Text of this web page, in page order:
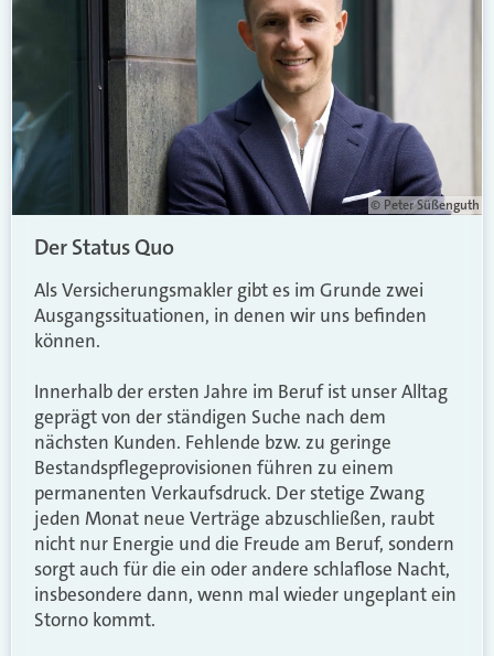
© Peter Süßenguth
Der Status Quo
Als Versicherungsmakler gibt es im Grunde zwei
Ausgangssituationen, in denen wir uns befinden
können.
Innerhalb der ersten Jahre im Beruf ist unserAlltag
geprägt von der ständigen Suche nach dem
nächsten Kunden. Fehlende bzw. zu geringe
Bestandspflegeprovisionen führen zu einem
permanenten Verkaufsdruck. Der stetige Zwang
jeden Monat neue Verträge abzuschließen, raubt
nicht nur Energie und die Freude am Beruf, sondern
sorgtauch für die ein oder andere schlaflose Nacht,
insbesondere dann, wenn mal wieder ungeplant ein
Storno kommt.